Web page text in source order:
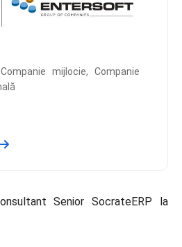
mijlocie, Companie
Senior SocrateERP la